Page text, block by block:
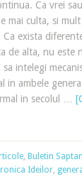
Ca vrei
mai culta, si
Ca exista
de alta, nu este
intelegi
in ambele
in secolul …
, Buletin
Ideilor,